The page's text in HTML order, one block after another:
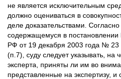
не является исключительным
должно оцениваться в
деле доказательствами.
содержащемуся в
РФ от 19 декабря 2003 года №
(п.7), суду следует указывать,
эксперта, приняты ли им во
представленные на экспертизу,